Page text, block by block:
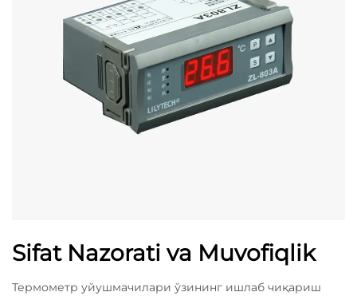
Sifat Nazorati va Muvofiqlik
Термометр уйушмачилари ўзининг ишлаб чиқариш